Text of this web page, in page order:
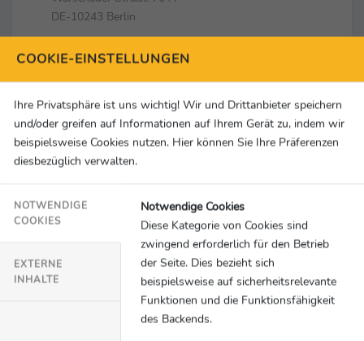
DE-10243 Berlin
Kontakt
+49 (0)30 62933600
info@berlin2023.org
Social Media & Links
An dieser Stelle würden Inhalte von
YouTube geladen.
Einmalig erlauben
COOKIE-EINSTELLUNGEN
Ihre Privatsphäre ist uns wichtig! Wir und Drittanbieter speichern
und/oder greifen auf Informationen auf Ihrem Gerät zu, indem wir
beispielsweise Cookies nutzen. Hier können Sie Ihre Präferenzen
diesbezüglich verwalten.
NOTWENDIGE
COOKIES
EXTERNE
INHALTE
Notwendige Cookies
Diese Kategorie von Cookies sind
zwingend erforderlich für den Betrieb
der Seite. Dies bezieht sich
beispielsweise auf sicherheitsrelevante
Funktionen und die Funktionsfähigkeit
des Backends.